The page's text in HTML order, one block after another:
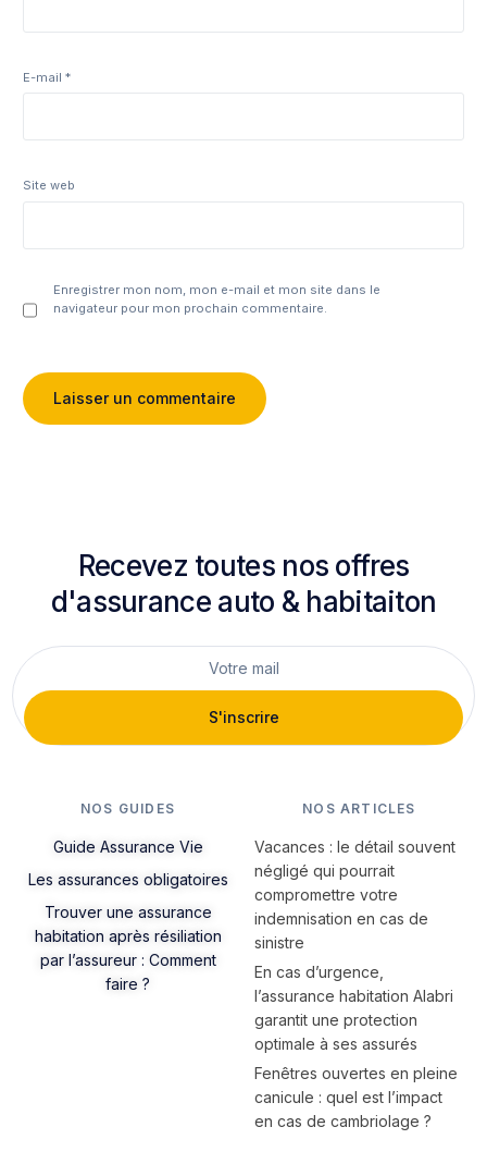
E-mail*
Site web
Enregistrer mon nom, mon e-mail et mon site dans le
navigateur pour mon prochain commentaire.
Recevez toutes nos offres
d'assurance auto & habitaiton
S'inscrire
NOS GUIDES
Guide Assurance Vie
Les assurances obligatoires
Trouver une assurance
habitation après résiliation
par l’assureur : Comment
faire ?
NOS ARTICLES
Vacances : le détail souvent
négligé qui pourrait
compromettre votre
indemnisation en cas de
sinistre
En cas d’urgence,
l’assurance habitation Alabri
garantit une protection
optimale à ses assurés
Fenêtres ouvertes en pleine
canicule : quel est l’impact
en cas de cambriolage ?